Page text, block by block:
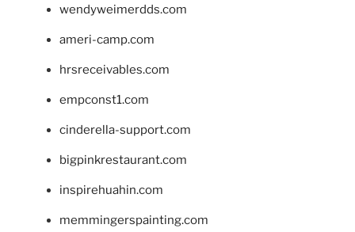
wendyweimerdds.com
ameri-camp.com
hrsreceivables.com
empconst1.com
cinderella-support.com
bigpinkrestaurant.com
inspirehuahin.com
memmingerspainting.com